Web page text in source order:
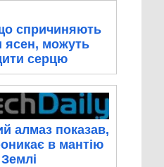
спричиняють
ясен, можуть
серцю
алмаз показав,
в мантію
Землі